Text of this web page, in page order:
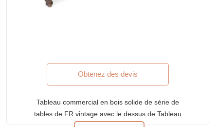
Obtenez des devis
Tableau commercial en bois solide de série de
tables de FR vintage avec le dessus de Tableau